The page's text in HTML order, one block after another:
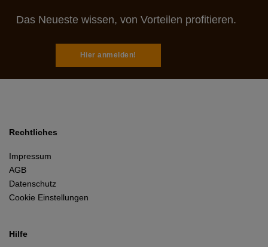
Das Neueste wissen, von Vorteilen profitieren.
Hier anmelden!
Rechtliches
Impressum
AGB
Datenschutz
Cookie Einstellungen
Hilfe